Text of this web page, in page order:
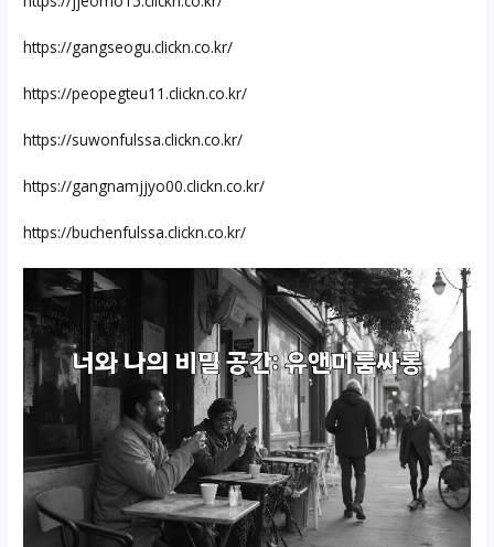
https://gangseogu.clickn.co.kr/
https://peopegteu11.clickn.co.kr/
https://suwonfulssa.clickn.co.kr/
https://gangnamjjyo00.clickn.co.kr/
https://buchenfulssa.clickn.co.kr/